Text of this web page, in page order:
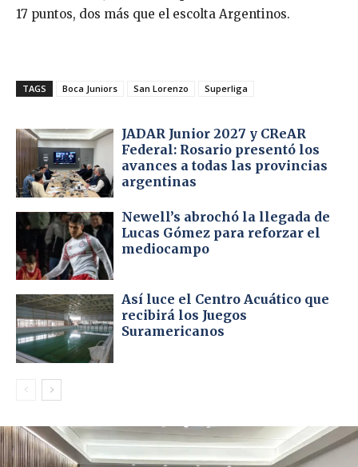
17 puntos, dos más que el escolta Argentinos.
TAGS Boca Juniors San Lorenzo Superliga
JADAR Junior 2027 y CReAR
Federal: Rosario presentó los
avances a todas las provincias
argentinas
Newell’s abrochó la llegada de
Lucas Gómez para reforzar el
mediocampo
Así luce el Centro Acuático que
recibirá los Juegos
Suramericanos